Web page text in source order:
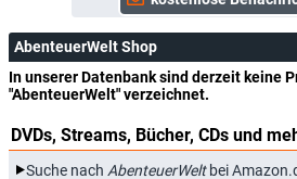
AbenteuerWelt Shop
In unserer Datenbank sind derzeit keine
"AbenteuerWelt" verzeichnet.
DVDs, Streams, Bücher, CDs und
Suche nach AbenteuerWeltbei